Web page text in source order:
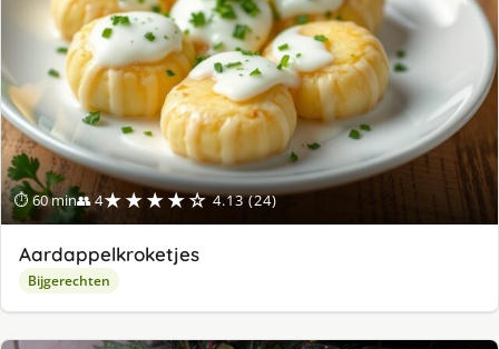
⏱ 60 min👥 4★★★★☆ 4.13 (24)
Aardappelkroketjes
Bijgerechten